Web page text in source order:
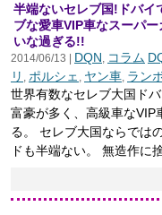
半端ないセレブ国!ドバイ
ブな愛車VIP車なスーパ
いな過ぎる!!
2014/06/13 | DQN, コラム
リ , ポルシェ , ヤン車, ラン
世界有数なセレブ大国ド
富豪が多く、高級車なVIP
る。 セレブ大国ならでは
ドも半端ない。 無造作に